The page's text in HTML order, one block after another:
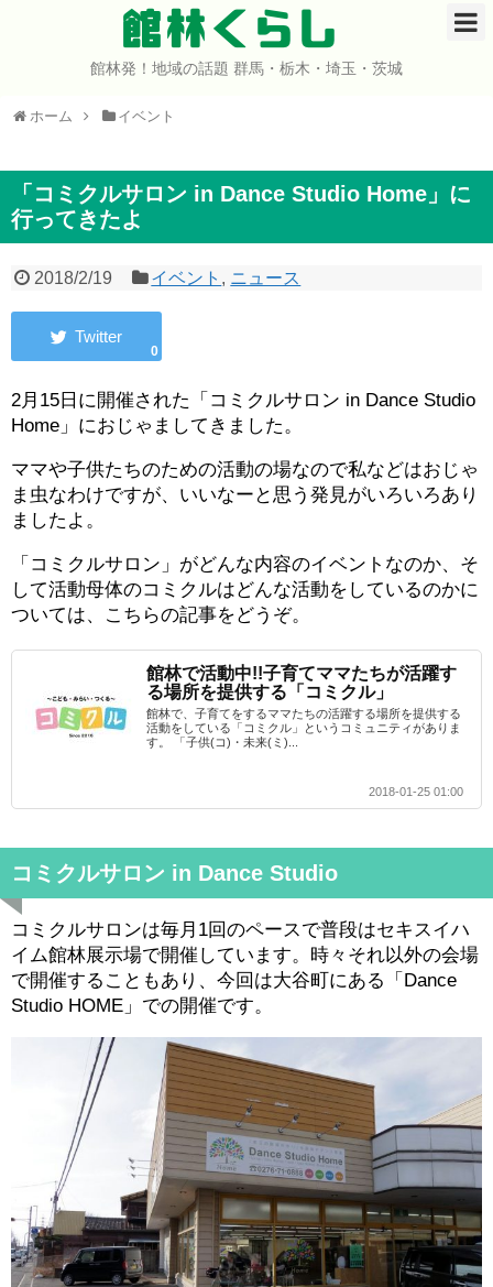
館林くらし
館林発！地域の話題 群馬・栃木・埼玉・茨城
ホーム イベント
「コミクルサロン in Dance Studio Home」に
行ってきたよ
2018/2/19 イベント , ニュース
0
2月15日に開催された「コミクルサロン in Dance Studio
Home」におじゃましてきました。
ママや子供たちのための活動の場なので私などはおじゃ
ま虫なわけですが、いいなーと思う発見がいろいろあり
ましたよ。
「コミクルサロン」がどんな内容のイベントなのか、そ
して活動母体のコミクルはどんな活動をしているのかに
ついては、こちらの記事をどうぞ。
館林で活動中!!子育てママたちが活躍す
る場所を提供する「コミクル」
館林で、子育てをするママたちの活躍する場所を提供する
活動をしている「コミクル」というコミュニティがありま
す。 「子供(コ)・未来(ミ)...
2018-01-25 01:00
コミクルサロン in Dance Studio
コミクルサロンは毎月1回のペースで普段はセキスイハ
イム館林展示場で開催しています。時々それ以外の会場
で開催することもあり、今回は大谷町にある「Dance
Studio HOME」での開催です。
ホーム
イベント
グルメ
コミュニティ
宇宙よりも遠い場所